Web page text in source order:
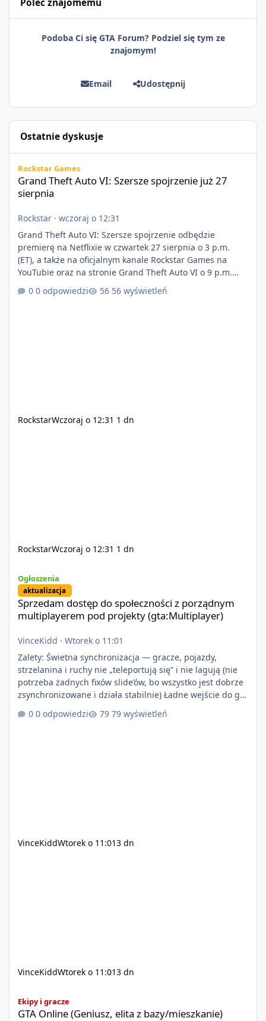
Poleć znajomemu
Podoba Ci się GTA Forum? Podziel się tym ze
znajomym!
Email Udostępnij
Ostatnie dyskusje
Rockstar Games
Grand Theft Auto VI: Szersze spojrzenie już 27
sierpnia
Rockstar · wczoraj o 12:31
Grand Theft Auto VI: Szersze spojrzenie odbędzie
premierę na Netflixie w czwartek 27 sierpnia o 3 p.m.
(ET), a także na oficjalnym kanale Rockstar Games na
YouTubie oraz na stronie Grand Theft Auto VI o 9 p.m.
(ET) 27 sierpnia. https://netflix.com/GTAVI Grand Theft
Auto VI będzie dostępne 19 listopada na PlayStation 5
0 odpowiedzi 56 wyświetleń
RockstarWczoraj o 12:31 1 dn
RockstarWczoraj o 12:31 1 dn
Ogłoszenia
aktualizacja
Sprzedam dostęp do społeczności z porządnym
multiplayerem pod projekty (gta:Multiplayer)
VinceKidd · Wtorek o 11:01
Zalety: Świetna synchronizacja — gracze, pojazdy,
strzelanina i ruchy nie „teleportują się” i nie lagują (nie
potrzeba żadnych fixów slide’ów, bo wszystko jest dobrze
zsynchronizowane i działa stabilnie) Ładne wejście do gry
+ solidny antycheat na poziomie multiplayera Wygodne
pisanie własnych modów i skryptów (wsparcie C# / JS /
0 odpowiedzi 79 wyświetleń
VinceKiddWtorek o 11:013 dn
VinceKiddWtorek o 11:013 dn
Ekipy i gracze
GTA Online (Geniusz, elita z bazy/mieszkanie)